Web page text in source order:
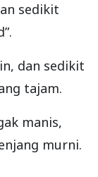
sedikit
dan sedikit
tajam.
manis,
murni.